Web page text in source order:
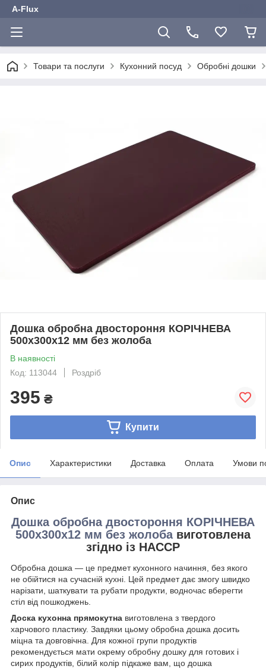
A-Flux
Товари та послуги Кухонний посуд Обробні дошки
Дошка обробна двостороння КОРІЧНЕВА
500х300х12 мм без жолоба
В наявності
Код: 113044
Роздріб
395 ₴
Купити
Опис Характеристики Доставка Оплата Умови
Опис
Дошка обробна двостороння КОРІЧНЕВА
500х300х12 мм без жолобавиготовлена
згідно із НАССР
Обробна дошка — це предмет кухонного начиння, без якого
не обійтися на сучасній кухні. Цей предмет дає змогу швидко
нарізати, шаткувати та рубати продукти, водночас вберегти
стіл від пошкоджень.
Доска кухонна прямокутна виготовлена з твердого
харчового пластику. Завдяки цьому обробна дошка досить
міцна та довговічна. Для кожної групи продуктів
рекомендується мати окрему обробну дошку для готових і
сирих продуктів, білий колір підкаже вам, що дошка